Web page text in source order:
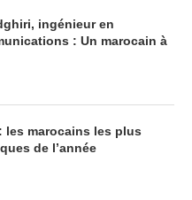
ingénieur en
: Un marocain à
les marocains les plus
de l’année